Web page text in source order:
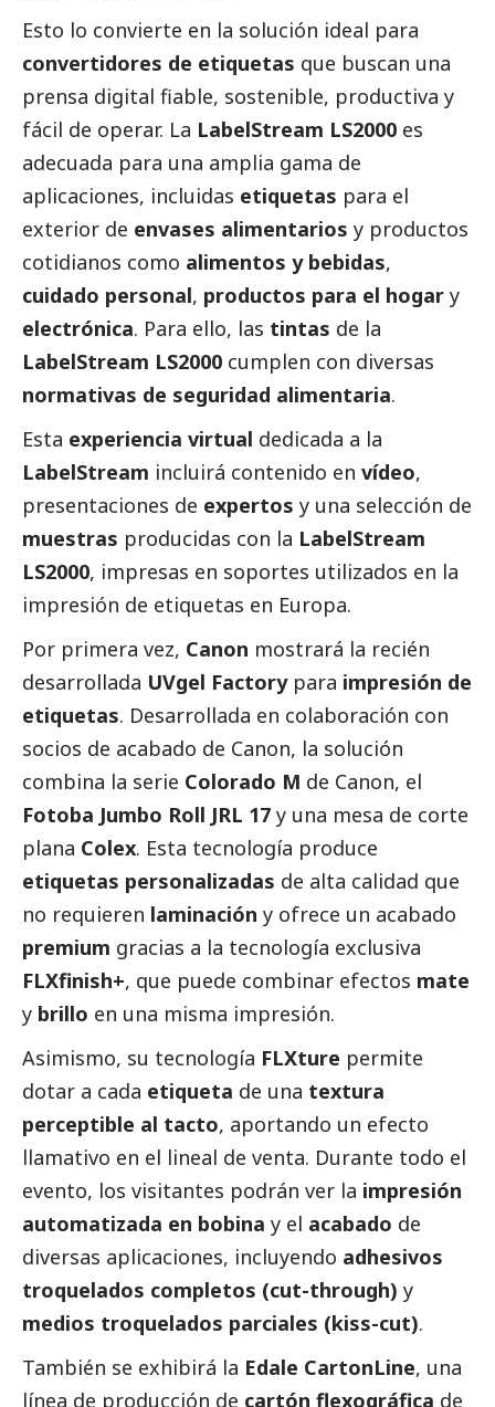
Esto lo convierte en la solución ideal para
convertidores de etiquetas que buscan una
prensa digital fiable, sostenible, productiva y
fácil de operar. La LabelStream LS2000 es
adecuada para una amplia gama de
aplicaciones, incluidas etiquetas para el
exterior de envases alimentarios y productos
cotidianos como alimentos y bebidas,
cuidado personal, productos para el hogar y
electrónica. Para ello, las tintas de la
LabelStream LS2000 cumplen con diversas
normativas de seguridad alimentaria.
Esta experiencia virtual dedicada a la
LabelStream incluirá contenido en vídeo,
presentaciones de expertos y una selección de
muestras producidas con la LabelStream
LS2000, impresas en soportes utilizados en la
impresión de etiquetas en Europa.
Por primera vez, Canon mostrará la recién
desarrollada UVgel Factorypara impresión de
etiquetas. Desarrollada en colaboración con
socios de acabado de Canon, la solución
combina la serie Colorado M de Canon, el
Fotoba Jumbo Roll JRL 17 y una mesa de corte
plana Colex. Esta tecnología produce
etiquetas personalizadas de alta calidad que
no requieren laminación y ofrece un acabado
premium gracias a la tecnología exclusiva
FLXfinish+, que puede combinar efectos mate
y brillo en una misma impresión.
Asimismo, su tecnología FLXture permite
dotar a cada etiqueta de una textura
perceptible al tacto, aportando un efecto
llamativo en el lineal de venta. Durante todo el
evento, los visitantes podrán ver la impresión
automatizada en bobina y el acabado de
diversas aplicaciones, incluyendo adhesivos
troquelados completos (cut-through) y
medios troquelados parciales (kiss-cut).
También se exhibirá la Edale CartonLine, una
línea de producción de cartón flexográfica de